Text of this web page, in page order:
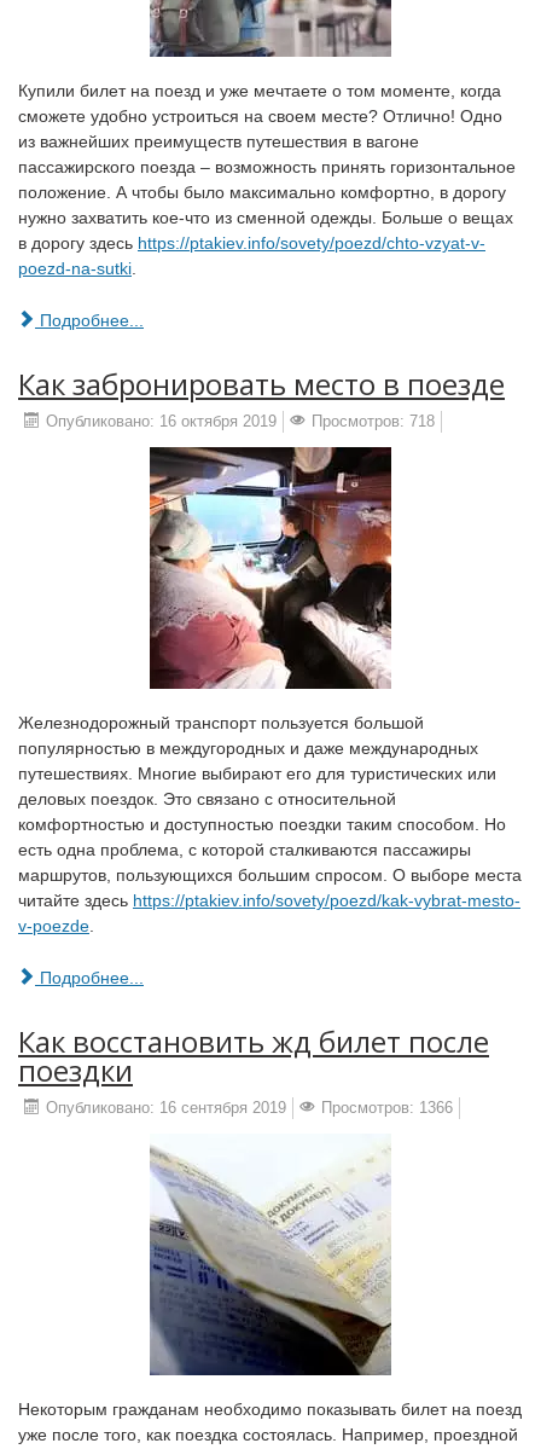
Купили билет на поезд и уже мечтаете о том моменте, когда
сможете удобно устроиться на своем месте? Отлично! Одно
из важнейших преимуществ путешествия в вагоне
пассажирского поезда – возможность принять горизонтальное
положение. А чтобы было максимально комфортно, в дорогу
нужно захватить кое-что из сменной одежды. Больше о вещах
в дорогу здесь https://ptakiev.info/sovety/poezd/chto-vzyat-v-
poezd-na-sutki
Подробнее...
Как забронировать место в поезде
Опубликовано: 16 октября 2019 Просмотров: 718
Железнодорожный транспорт пользуется большой
популярностью в междугородных и даже международных
путешествиях. Многие выбирают его для туристических или
деловых поездок. Это связано с относительной
комфортностью и доступностью поездки таким способом. Но
есть одна проблема, с которой сталкиваются пассажиры
маршрутов, пользующихся большим спросом. О выборе места
читайте здесь https://ptakiev.info/sovety/poezd/kak-vybrat-mesto-
v-poezde
Подробнее...
Как восстановить жд билет после
поездки
Опубликовано: 16 сентября 2019 Просмотров: 1366
Некоторым гражданам необходимо показывать билет на поезд
уже после того, как поездка состоялась. Например, проездной